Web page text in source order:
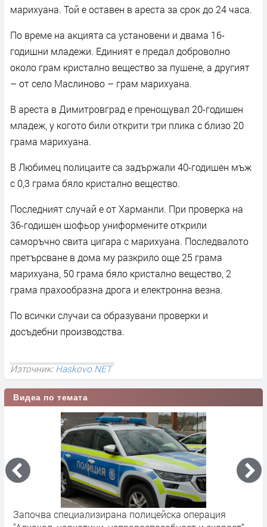
марихуана. Той е оставен в ареста за срок до 24 часа.
По време на акцията са установени и двама 16-
годишни младежи. Единият е предал доброволно
около грам кристално вещество за пушене, а другият
– от село Маслиново – грам марихуана.
В ареста в Димитровград е пренощувал 20-годишен
младеж, у когото били открити три плика с близо 20
грама марихуана.
В Любимец полицаите са задържали 40-годишен мъж
с 0,3 грама бяло кристално вещество.
Последният случай е от Харманли. При проверка на
36-годишен шофьор униформените открили
саморъчно свита цигара с марихуана. Последвалото
претърсване в дома му разкрило още 25 грама
марихуана, 50 грама бяло кристално вещество, 2
грама прахообразна дрога и електронна везна.
По всички случаи са образувани проверки и
досъдебни производства.
Източник:Haskovo.NET
Видеа по темата
Оставиха в ареста задържаният с дрога за 300 хил.